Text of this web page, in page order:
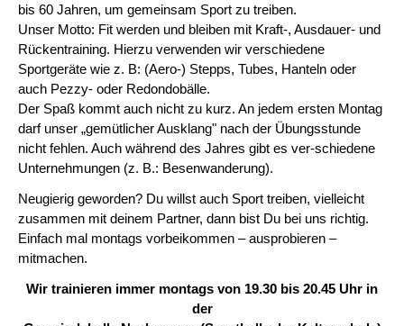
bis 60 Jahren, um gemeinsam Sport zu treiben.
Unser Motto: Fit werden und bleiben mit Kraft-, Ausdauer- und
Rückentraining. Hierzu verwenden wir verschiedene
Sportgeräte wie z. B: (Aero-) Stepps, Tubes, Hanteln oder
auch Pezzy- oder Redondobälle.
Der Spaß kommt auch nicht zu kurz. An jedem ersten Montag
darf unser „gemütlicher Ausklang" nach der Übungsstunde
nicht fehlen. Auch während des Jahres gibt es ver-schiedene
Unternehmungen (z. B.: Besenwanderung).
Neugierig geworden? Du willst auch Sport treiben, vielleicht
zusammen mit deinem Partner, dann bist Du bei uns richtig.
Einfach mal montags vorbeikommen – ausprobieren –
mitmachen.
Wir trainieren immer montags von 19.30 bis 20.45 Uhr in
der